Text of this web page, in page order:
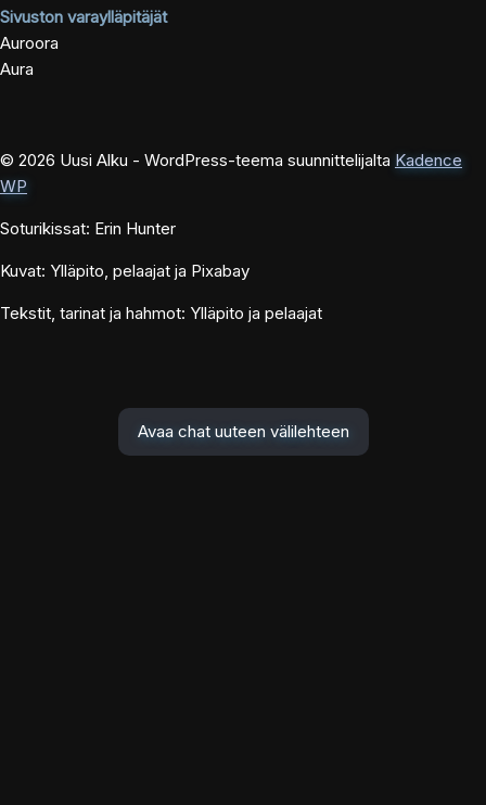
Sivuston varaylläpitäjät
Auroora
Aura
© 2026 Uusi Alku - WordPress-teema suunnittelijalta Kadence
WP
Soturikissat: Erin Hunter
Kuvat: Ylläpito, pelaajat ja Pixabay
Tekstit, tarinat ja hahmot: Ylläpito ja pelaajat
Avaa chat uuteen välilehteen